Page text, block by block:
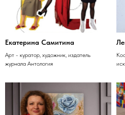
Екатерина Самитина
Арт - куратор, художник, издатель
журнала Антология